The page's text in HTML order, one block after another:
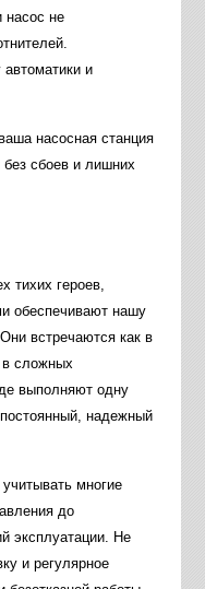
насос не
автоматики и
насосная станция
сбоев и лишних
тихих героев,
обеспечивают нашу
встречаются как в
в сложных
выполняют одну
надежный
многие
до
эксплуатации. Не
и регулярное